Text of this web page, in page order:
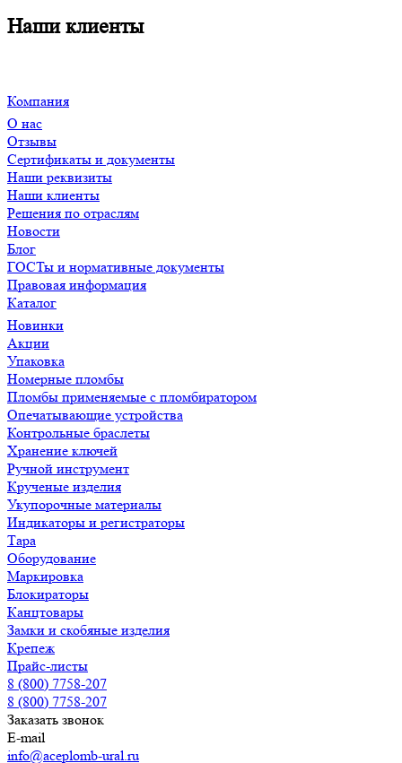
Наши клиенты
Компания
О нас
Отзывы
Сертификаты и документы
Наши реквизиты
Наши клиенты
Решения по отраслям
Новости
Блог
ГОСТы и нормативные документы
Правовая информация
Каталог
Новинки
Акции
Упаковка
Номерные пломбы
Пломбы применяемые с пломбиратором
Опечатывающие устройства
Контрольные браслеты
Хранение ключей
Ручной инструмент
Крученые изделия
Укупорочные материалы
Индикаторы и регистраторы
Тара
Оборудование
Маркировка
Блокираторы
Канцтовары
Замки и скобяные изделия
Крепеж
Прайс-листы
8 (800) 7758-207
8 (800) 7758-207
Заказать звонок
E-mail
info@aceplomb-ural.ru